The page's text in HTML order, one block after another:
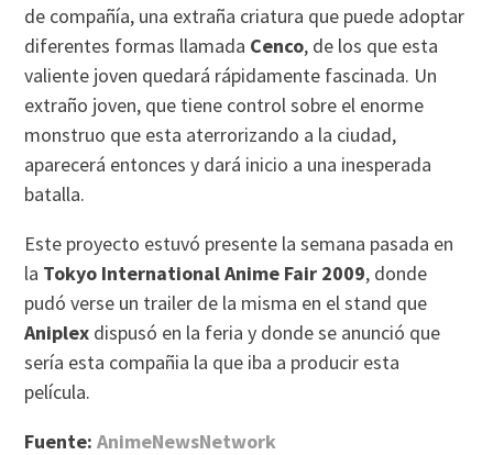
de compañía, una extraña criatura que puede adoptar
diferentes formas llamada Cenco, de los que esta
valiente joven quedará rápidamente fascinada. Un
extraño joven, que tiene control sobre el enorme
monstruo que esta aterrorizando a la ciudad,
aparecerá entonces y dará inicio a una inesperada
batalla.
Este proyecto estuvó presente la semana pasada en
la Tokyo International Anime Fair 2009, donde
pudó verse un trailer de la misma en el stand que
Aniplex dispusó en la feria y donde se anunció que
sería esta compañia la que iba a producir esta
película.
Fuente:AnimeNewsNetwork